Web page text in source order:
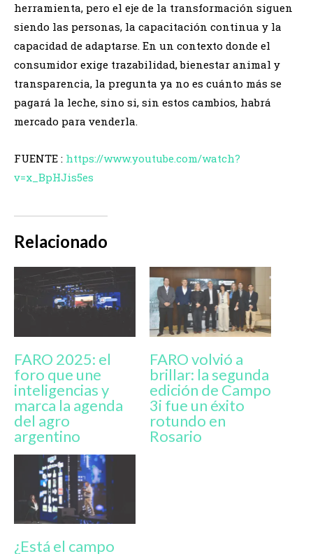
herramienta, pero el eje de la transformación siguen
siendo las personas, la capacitación continua y la
capacidad de adaptarse. En un contexto donde el
consumidor exige trazabilidad, bienestar animal y
transparencia, la pregunta ya no es cuánto más se
pagará la leche, sino si, sin estos cambios, habrá
mercado para venderla.
FUENTE : https://www.youtube.com/watch?
v=x_BpHJis5es
Relacionado
FARO 2025: el
foro que une
inteligencias y
marca la agenda
del agro
argentino
FARO volvió a
brillar: la segunda
edición de Campo
3i fue un éxito
rotundo en
Rosario
¿Está el campo